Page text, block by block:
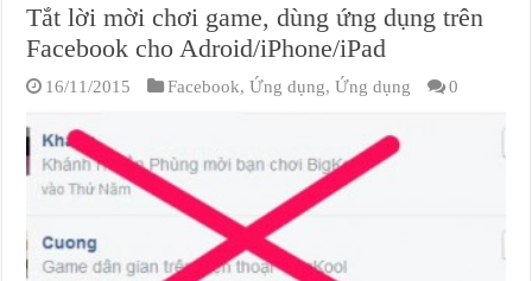
Tắt lời mời chơi game, dùng ứng dụng trên
Facebook cho Adroid/iPhone/iPad
16/11/2015 Facebook,Ứng dụng,Ứng dụng 0